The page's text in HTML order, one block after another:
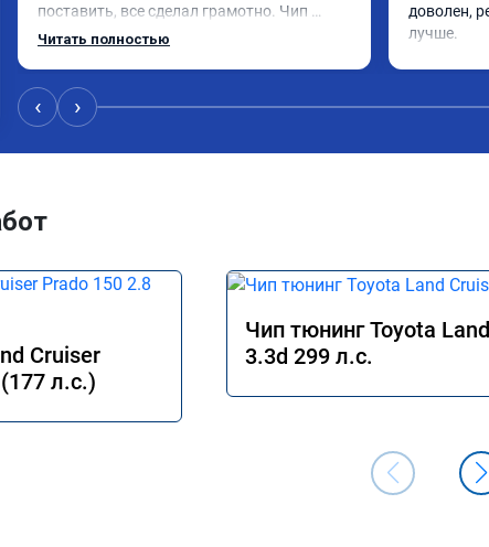
поставить, все сделал грамотно. Чип
тюнингом очень доволен, машина ожила
коробка даже стала работать лучше,
пропали провалы. Расход топлива
Читать полностью
доволен,
лучше.
‹ ›
Cruiser
л.с.)
Чип тюнинг Toyota
3.3d 299 л.с.